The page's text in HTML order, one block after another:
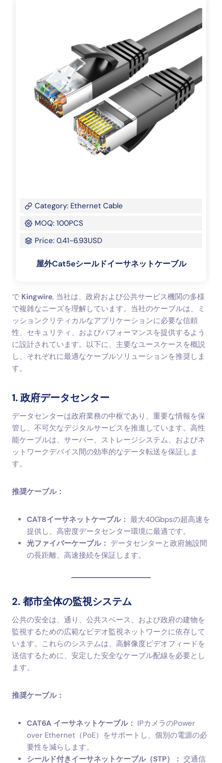
Category: Ethernet Cable
MOQ: 100PCS
Price: 0.41-6.93USD
屋外Cat5eシールドイーサネットケーブル
で Kingwire, 当社は、政府および公共サービス機関の多様
で複雑なニーズを理解しています。当社のケーブルは、ミ
ッションクリティカルなアプリケーションに必要な信頼
性、セキュリティ、およびパフォーマンスを提供するよう
に設計されています。以下に、主要なユースケースを概説
し、それぞれに最適なケーブルソリューションを推奨しま
す。
1. 政府データセンター
データセンターは政府業務の中枢であり、重要な情報を保
管し、不可欠なデジタルサービスを推進しています。高性
能ケーブルは、サーバー、ストレージシステム、およびネ
ットワークデバイス間の効率的なデータ転送を保証しま
す。
推奨ケーブル：
CAT8イーサネットケーブル： 最大40Gbpsの超高速を
提供し、高密度データセンター環境に最適です。
光ファイバーケーブル： データセンターと政府施設間
の長距離、高速接続を保証します。
2. 都市全体の監視システム
公共の安全は、通り、公共スペース、および政府の建物を
監視するための広範なビデオ監視ネットワークに依存して
います。これらのシステムは、高解像度ビデオフィードを
送信するために、安定した安全なケーブル配線を必要とし
ます。
推奨ケーブル：
CAT6A イーサネットケーブル： IPカメラのPower
over Ethernet（PoE）をサポートし、個別の電源の必
要性を減らします。
シールド付きイーサネットケーブル（STP）： 交通信